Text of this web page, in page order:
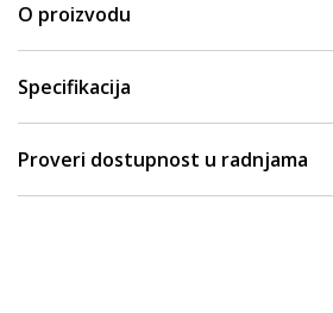
O proizvodu
Specifikacija
Proveri dostupnost u radnjama